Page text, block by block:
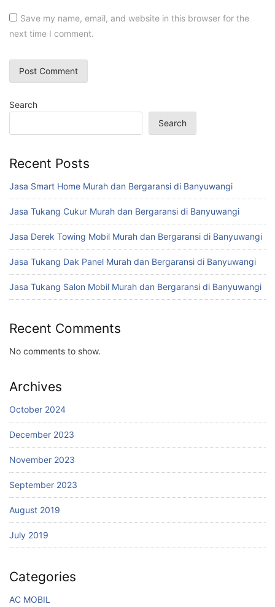
Save my name, email, and website in this browser for the
next time I comment.
Search
Search
Recent Posts
Jasa Smart Home Murah dan Bergaransi di Banyuwangi
Jasa Tukang Cukur Murah dan Bergaransi di Banyuwangi
Jasa Derek Towing Mobil Murah dan Bergaransi di Banyuwangi
Jasa Tukang Dak Panel Murah dan Bergaransi di Banyuwangi
Jasa Tukang Salon Mobil Murah dan Bergaransi di Banyuwangi
Recent Comments
No comments to show.
Archives
October 2024
December 2023
November 2023
September 2023
August 2019
July 2019
Categories
AC MOBIL